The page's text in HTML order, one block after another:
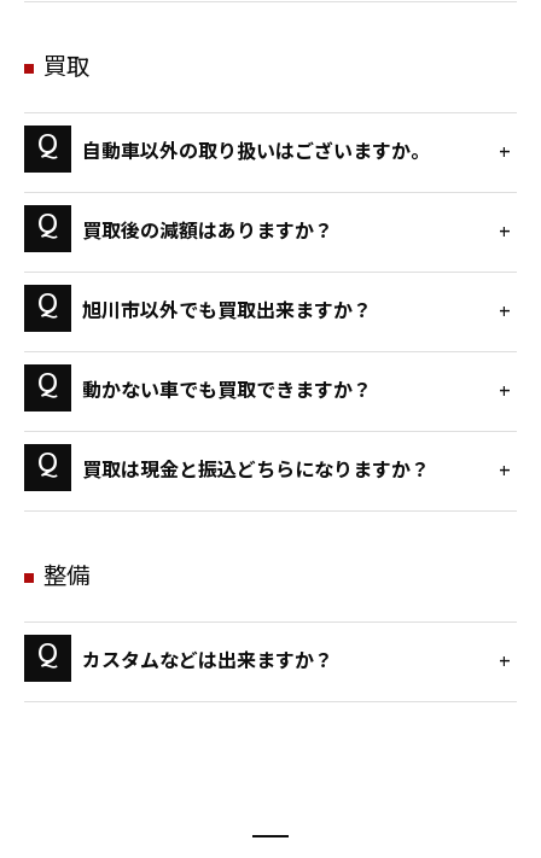
買取
自動車以外の取り扱いはございますか。
買取後の減額はありますか？
旭川市以外でも買取出来ますか？
動かない車でも買取できますか？
買取は現金と振込どちらになりますか？
整備
カスタムなどは出来ますか？